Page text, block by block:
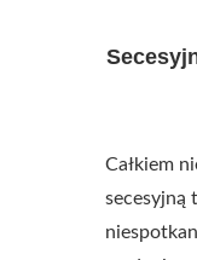
Całkiem
secesyjną